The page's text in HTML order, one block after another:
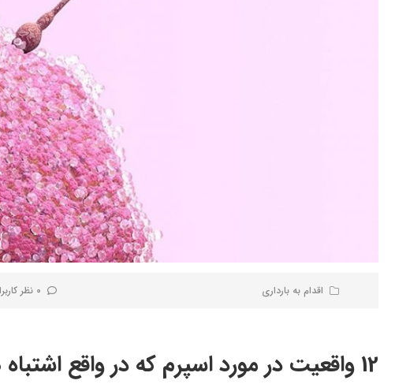
اقدام به بارداری 0 نظر کاربران
12 واقعیت در مورد اسپرم که در واقع اشتباه هستند